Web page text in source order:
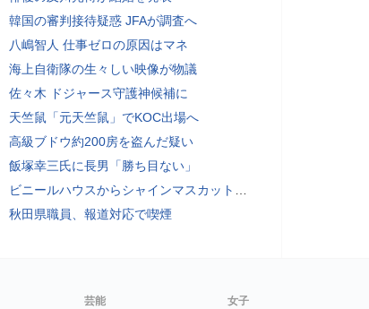
韓国の審判接待疑惑 JFAが調査へ
八嶋智人 仕事ゼロの原因はマネ
海上自衛隊の生々しい映像が物議
佐々木 ドジャース守護神候補に
天竺鼠「元天竺鼠」でKOC出場へ
高級ブドウ約200房を盗んだ疑い
飯塚幸三氏に長男「勝ち目ない」
ビニールハウスからシャインマスカット約200房を盗んだ疑い ネットで販売か 無職の男（42）逮捕 岡山県警
秋田県職員、報道対応で喫煙
芸能 女子